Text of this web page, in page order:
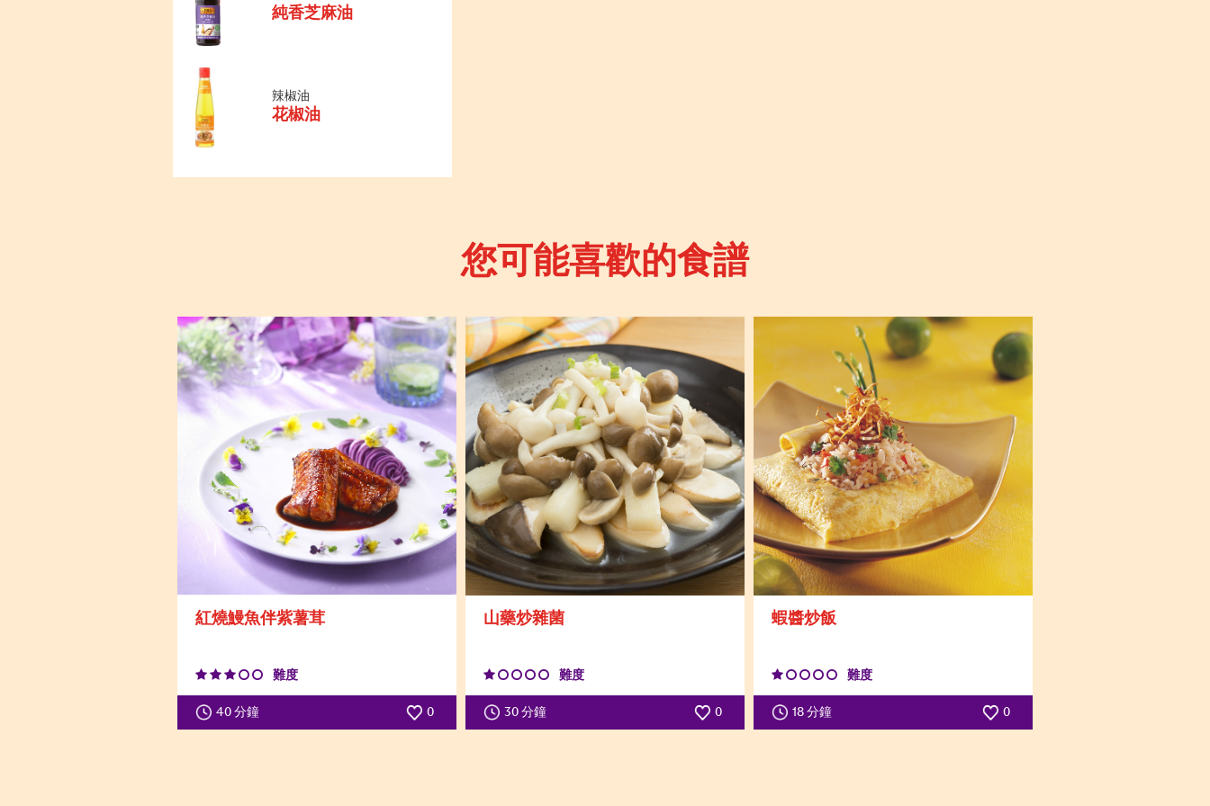
純香芝麻油
辣椒油
花椒油
您可能喜歡的食譜
紅燒鰻魚伴紫薯茸
難度
40 分鐘 0
山藥炒雜菌
難度
30 分鐘 0
蝦醬炒飯
難度
18 分鐘 0